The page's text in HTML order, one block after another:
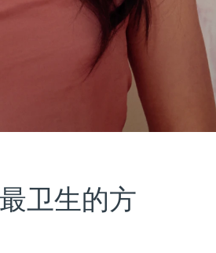
卫生的方
畅销产品
预计送达日期
预计送达日期
预计送达日期
预计送达日期